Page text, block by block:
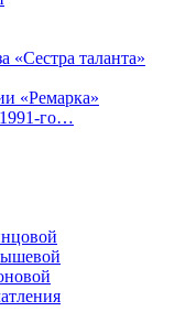
«Сестра таланта»
«Ремарка»
го…